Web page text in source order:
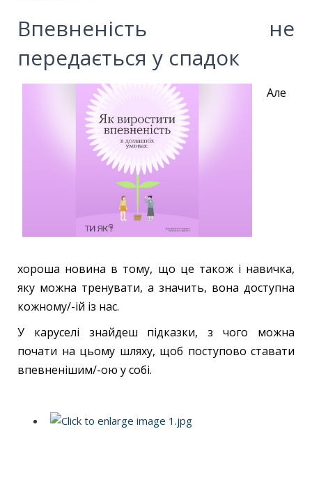
Впевненість не
передається у спадок
Але
хороша новина в тому, що це також і навичка,
яку можна тренувати, а значить, вона доступна
кожному/-ій із нас.
У каруселі знайдеш підказки, з чого можна
почати на цьому шляху, щоб поступово ставати
впевненішим/-ою у собі.